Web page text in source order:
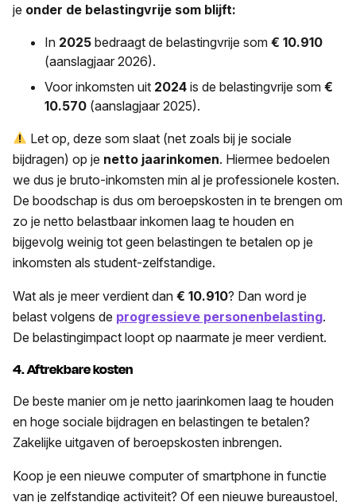
je onder de belastingvrije som blijft:
In 2025 bedraagt de belastingvrije som € 10.910
(aanslagjaar 2026).
Voor inkomsten uit 2024 is de belastingvrije som €
10.570 (aanslagjaar 2025).
Let op, deze som slaat (net zoals bij je sociale
bijdragen) op je netto jaarinkomen. Hiermee bedoelen
we dus je bruto-inkomsten min al je professionele kosten.
De boodschap is dus om beroepskosten in te brengen om
zo je netto belastbaar inkomen laag te houden en
bijgevolg weinig tot geen belastingen te betalen op je
inkomsten als student-zelfstandige.
Wat als je meer verdient dan € 10.910? Dan word je
belast volgens de progressieve personenbelasting.
De belastingimpact loopt op naarmate je meer verdient.
4. Aftrekbare kosten
De beste manier om je netto jaarinkomen laag te houden
en hoge sociale bijdragen en belastingen te betalen?
Zakelijke uitgaven of beroepskosten inbrengen.
Koop je een nieuwe computer of smartphone in functie
van je zelfstandige activiteit? Of een nieuwe bureaustoel,